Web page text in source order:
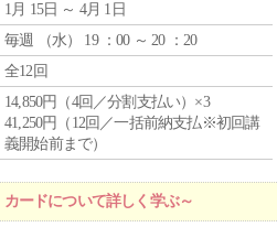
1月 15日 ～ 4月 1日
毎週 （水） 19 ：00 ～ 20 ：20
全12回
14,850円（4回／分割支払い）×3
41,250円（12回／一括前納支払※初回講
義開始前まで）
ードについて詳しく学ぶ～